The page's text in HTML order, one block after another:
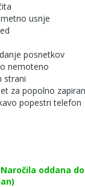
usnje
posnetkov
nemoteno
strani
za popolno
popestri telefon
oddana